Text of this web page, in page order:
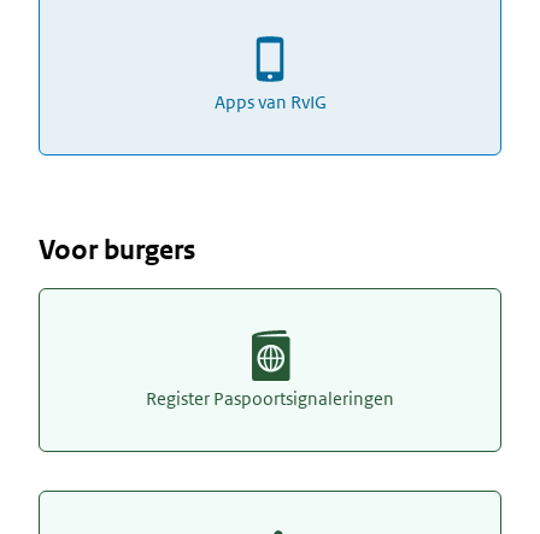
Apps van RvIG
Voor burgers
Register Paspoortsignaleringen